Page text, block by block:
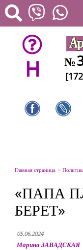
H №
Главная страница
«ПАПА
БЕРЕТ»
05.06.2024
Марина ЗАВАДСКАЯ